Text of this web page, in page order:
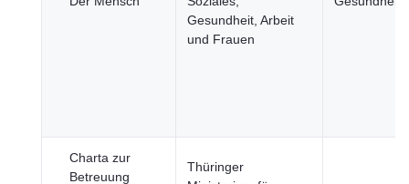
Gesundheit, Arbeit
und Frauen
Charta zur
Betreuung
Thüringer